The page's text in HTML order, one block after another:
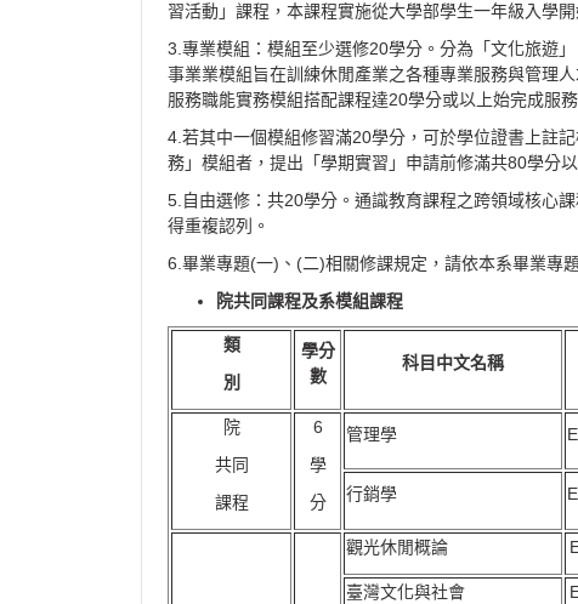
習活動」課程，本課程實施從大學部學生一年級入學
3.專業模組：模組至少選修20學分。分為「文化旅遊
事業業模組旨在訓練休閒產業之各種專業服務與管理
服務職能實務模組搭配課程達20學分或以上始完成服
4.若其中一個模組修習滿20學分，可於學位證書上註
務」模組者，提出「學期實習」申請前修滿共80學分
5.自由選修：共20學分。通識教育課程之跨領域核心
得重複認列。
6.畢業專題(一)、(二)相關修課規定，請依本系畢業專
院共同課程及系模組課程
類
別
學分
數
科目中文名稱
院
共同
課程
6
學
分
管理學
行銷學
觀光休閒概論
臺灣文化與社會